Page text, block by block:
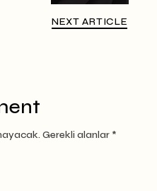
NEXT ARTICLE
Gerekli alanlar *